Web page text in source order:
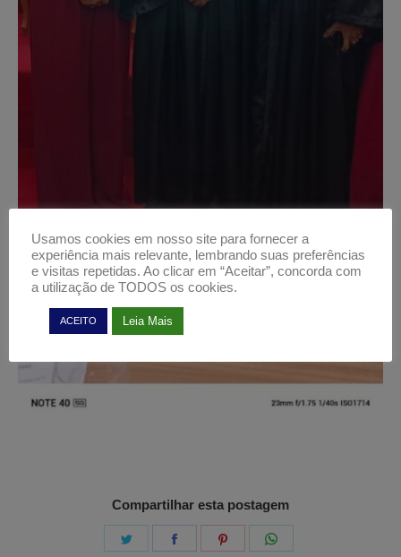
Compartilhar esta postagem
Share
Share
Usamos cookies em nosso site para fornecer a
experiência mais relevante, lembrando suas preferências
e visitas repetidas. Ao clicar em “Aceitar”, concorda com
a utilização de TODOS os cookies.
ACEITO Leia Mais